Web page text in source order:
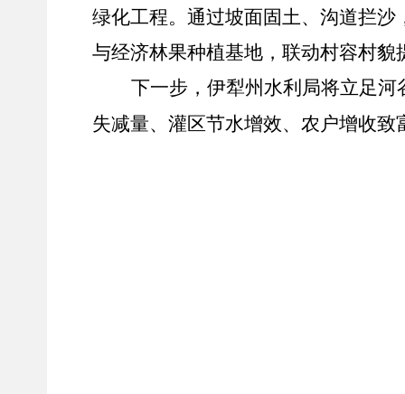
绿化工程。通过坡面固土、沟道拦
与经济林果种植基地，联动村容村貌
下一步，伊犁州水利局将立足
失减量、灌区节水增效、农户增收致